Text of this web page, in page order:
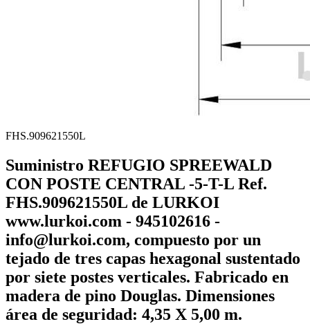
FHS.909621550L
Suministro REFUGIO SPREEWALD
CON POSTE CENTRAL -5-T-L Ref.
FHS.909621550L de LURKOI
www.lurkoi.com - 945102616 -
info@lurkoi.com, compuesto por un
tejado de tres capas hexagonal sustentado
por siete postes verticales. Fabricado en
madera de pino Douglas. Dimensiones
área de seguridad: 4,35 X 5,00 m.